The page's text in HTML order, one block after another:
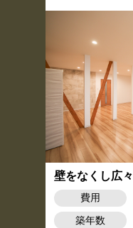
壁をなくし広
費用
築年数